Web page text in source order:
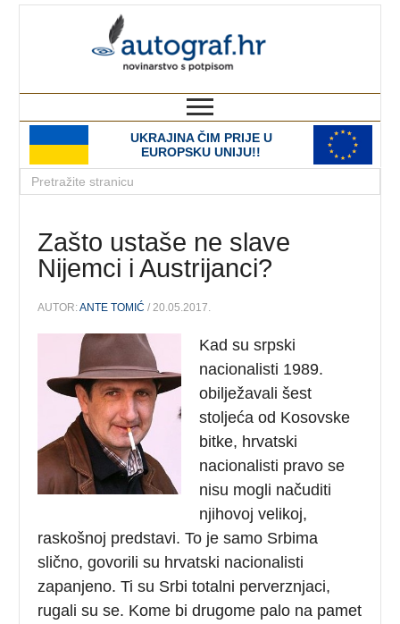
UKRAJINA ČIM PRIJE U
EUROPSKU UNIJU!!
Zašto ustaše ne slave
Nijemci i Austrijanci?
AUTOR:ANTE TOMIĆ / 20.05.2017.
Kad su srpski
nacionalisti 1989.
obilježavali šest
stoljeća od Kosovske
bitke, hrvatski
nacionalisti pravo se
nisu mogli načuditi
njihovoj velikoj,
raskošnoj predstavi. To je samo Srbima
slično, govorili su hrvatski nacionalisti
zapanjeno. Ti su Srbi totalni perverznjaci,
rugali su se. Kome bi drugome palo na pamet